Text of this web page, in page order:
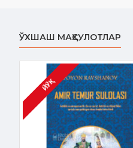
Muallif:Muhammad Ali
2023 yil
Hajmi:656 bet
O‘lchami:84x108/32
ISBN: 978-9910-9430-5-8
Muqovasi:qattiq
Mundarija
ЎХШАШ МАҲСУЛОТЛАР
ЙЎҚ